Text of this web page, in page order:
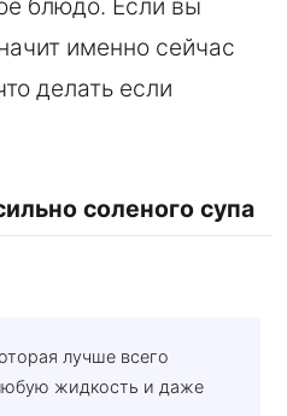
именно сейчас
делать если
соленого супа
лучше всего
жидкость и даже